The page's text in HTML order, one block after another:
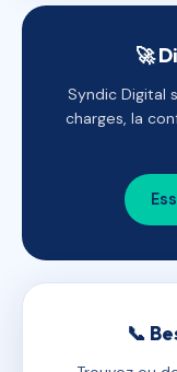
🚀
Syndic Digital
charges, la
📞